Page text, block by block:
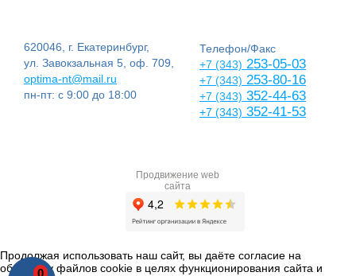
0
620046, г. Екатеринбург,
ул. Завокзальная 5, оф. 709,
optima-nt@mail.ru
пн-пт: с 9:00 до 18:00
Телефон/Факс
+7 (343) 253-05-03
+7 (343) 253-80-16
+7 (343) 352-44-63
+7 (343) 352-41-53
Продвижение web
сайта
Продолжая использовать наш сайт, вы даёте согласие на
обработку файлов cookie в целях функционирования сайта и